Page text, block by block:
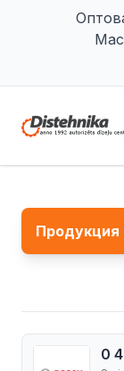
Продукция
0